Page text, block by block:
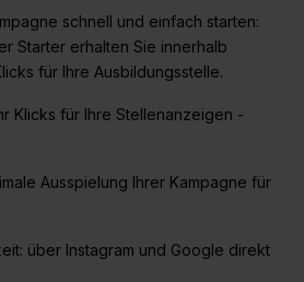
schnell und einfach starten:
Starter erhalten Sie innerhalb
für Ihre Ausbildungsstelle.
Klicks für Ihre Stellenanzeigen -
Ausspielung Ihrer Kampagne für
über Instagram und Google direkt